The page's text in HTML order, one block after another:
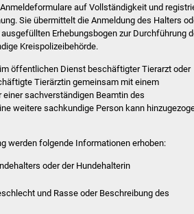
auf Vollständigkeit und
Sie übermittelt die Anmeldung des Halters
Erhebungsbogen zur Durchführung
Kreispolizeibehörde.
öffentlichen Dienst beschäftigter Tierarzt oder
Tierärztin gemeinsam mit einem
sachverständigen Beamtin des
weitere sachkundige Person kann
werden folgende Informationen erhoben:
oder der Hundehalterin
und Rasse oder Beschreibung des